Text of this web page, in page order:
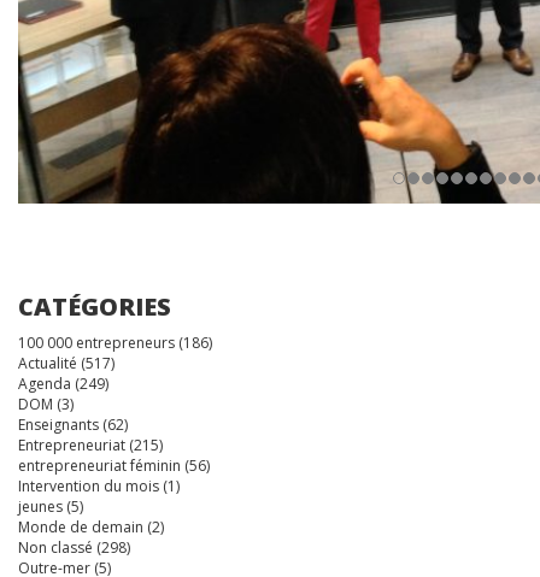
CATÉGORIES
100 000 entrepreneurs (186)
Actualité (517)
Agenda (249)
DOM (3)
Enseignants (62)
Entrepreneuriat (215)
entrepreneuriat féminin (56)
Intervention du mois (1)
jeunes (5)
Monde de demain (2)
Non classé (298)
Outre-mer (5)